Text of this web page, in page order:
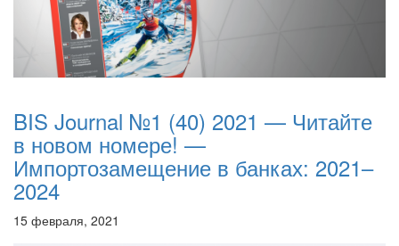
BIS Journal №1 (40) 2021 — Читайте
в новом номере! —
Импортозамещение в банках: 2021–
2024
15 февраля, 2021